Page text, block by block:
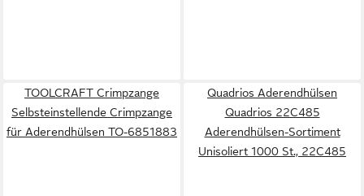
TOOLCRAFT Crimpzange
Selbsteinstellende Crimpzange
für Aderendhülsen TO-6851883
Quadrios Aderendhülsen
Quadrios 22C485
Aderendhülsen-Sortiment
Unisoliert 1000 St., 22C485